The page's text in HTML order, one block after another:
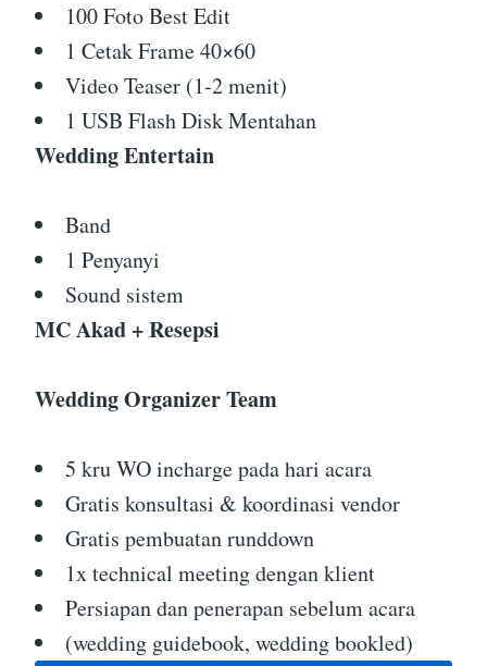
100 Foto Best Edit
1 Cetak Frame 40×60
Video Teaser (1-2 menit)
1 USB Flash Disk Mentahan
Wedding Entertain
Band
1 Penyanyi
Sound sistem
MC Akad + Resepsi
Wedding Organizer Team
5 kru WO incharge pada hari acara
Gratis konsultasi & koordinasi vendor
Gratis pembuatan runddown
1x technical meeting dengan klient
Persiapan dan penerapan sebelum acara
(wedding guidebook, wedding bookled)